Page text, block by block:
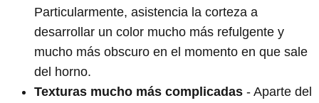
Particularmente, asistencia la corteza a
desarrollar un color mucho más refulgente y
mucho más obscuro en el momento en que sale
del horno.
Texturas mucho más complicadas - Aparte del